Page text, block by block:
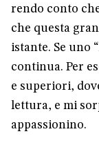
rendo conto
che questa
istante. Se uno
continua. Per
e superiori,
lettura, e mi
appassionino.